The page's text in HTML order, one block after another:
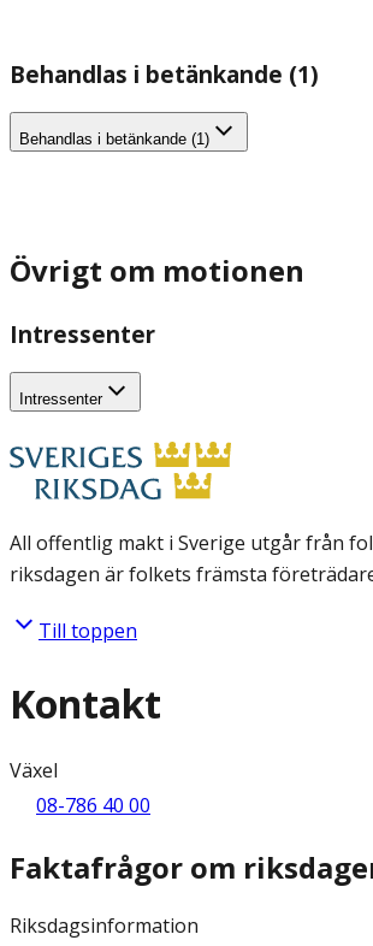
Behandlas i betänkande (1)
Behandlas i betänkande (1)
Övrigt om motionen
Intressenter
Intressenter
All offentlig makt i Sverige utgår från
riksdagen är folkets främsta
Till toppen
Kontakt
Växel
08-786 40 00
Faktafrågor om
Riksdagsinformation